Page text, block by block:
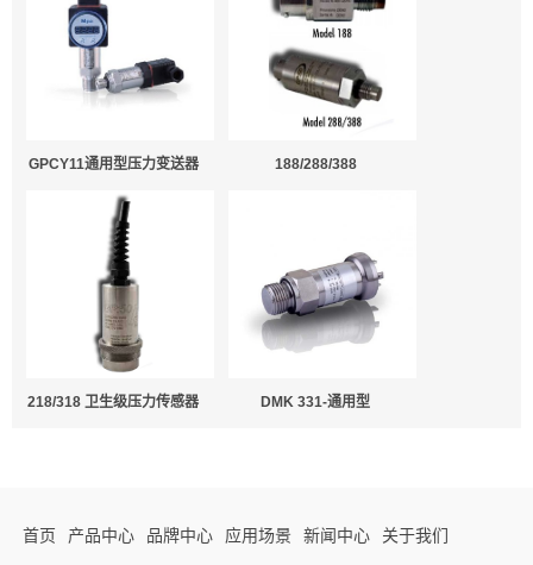
GPCY11通用型压力变送器 188/288/388
218/318 卫生级压力传感器 DMK 331-通用型
首页 产品中心 品牌中心 应用场景 新闻中心 关于我们